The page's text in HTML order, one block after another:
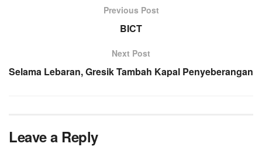
Previous Post
BICT
Next Post
Selama Lebaran, Gresik Tambah Kapal Penyeberangan
Leave a Reply